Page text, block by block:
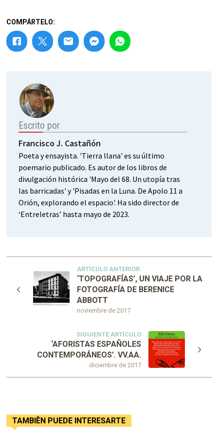
COMPÁRTELO:
Escrito por
Francisco J. Castañón
Poeta y ensayista. 'Tierra llana' es su último
poemario publicado. Es autor de los libros de
divulgación histórica 'Mayo del 68. Un utopía tras
las barricadas' y 'Pisadas en la Luna. De Apolo 11 a
Orión, explorando el espacio'. Ha sido director de
‘Entreletras’ hasta mayo de 2023.
ARTÍCULO ANTERIOR
noviembre de 2017
‘TOPOGRAFÍAS’, UN VIAJE POR LA
FOTOGRAFÍA DE BERENICE
ABBOTT
SIGUIENTE ARTÍCULO
diciembre de 2017
‘AFORISTAS ESPAÑOLES
CONTEMPORÁNEOS’. VV.AA.
TAMBIÈN PUEDE INTERESARTE